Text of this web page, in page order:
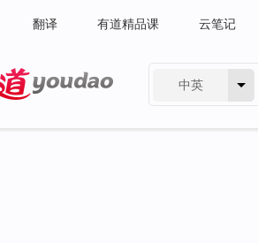
翻译 有道精品课 云笔记
中英